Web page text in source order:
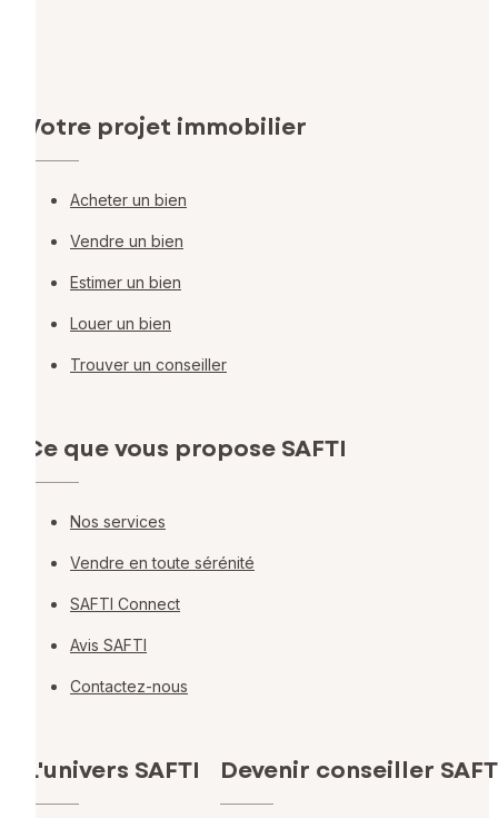
Votre projet immobilier
Acheter un bien
Vendre un bien
Estimer un bien
Louer un bien
Trouver un conseiller
Ce que vous propose SAFTI
Nos services
Vendre en toute sérénité
SAFTI Connect
Avis SAFTI
Contactez-nous
L'univers SAFTI Devenir conseiller